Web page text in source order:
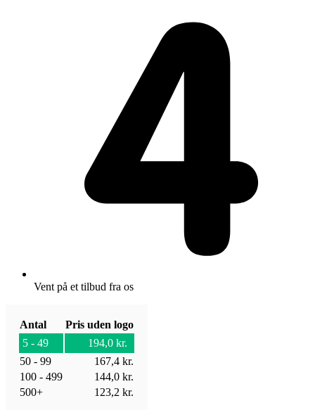
Vent på et tilbud fra os
Antal
Pris uden logo
5 - 49
194,0 kr.
50 - 99
167,4 kr.
100 - 499
144,0 kr.
500+
123,2 kr.